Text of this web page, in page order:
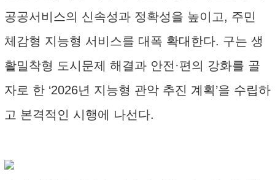
공공서비스의 신속성과 정확성을 높이고, 주민
체감형 지능형 서비스를 대폭 확대한다. 구는 생
활밀착형 도시문제 해결과 안전·편의 강화를 골
자로 한 ‘2026년 지능형 관악 추진 계획’을 수립하
고 본격적인 시행에 나선다.